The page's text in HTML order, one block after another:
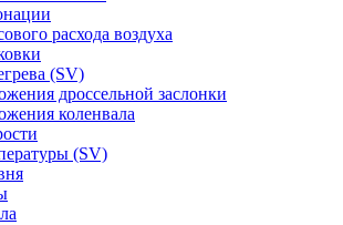
расхода воздуха
(SV)
дроссельной заслонки
коленвала
(SV)